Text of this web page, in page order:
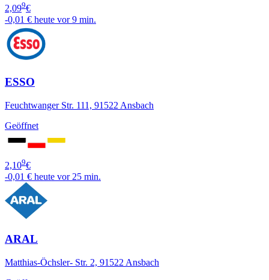
2,099€
-0,01 € heute vor 9 min.
ESSO
Feuchtwanger Str. 111, 91522 Ansbach
Geöffnet
2,109€
-0,01 € heute vor 25 min.
ARAL
Matthias-Öchsler- Str. 2, 91522 Ansbach